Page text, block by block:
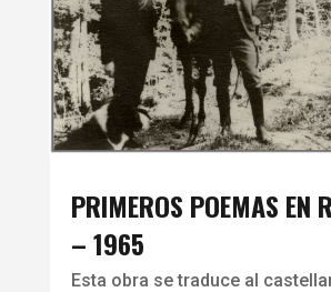
PRIMEROS POEMAS EN
– 1965
Esta obra se traduce al